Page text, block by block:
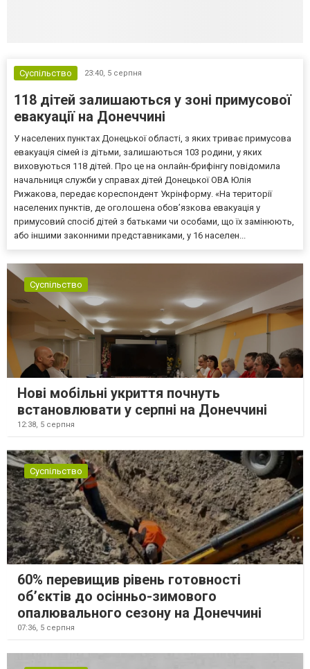
Суспільство 23:40, 5 серпня
118 дітей залишаються у зоні примусової
евакуації на Донеччині
У населених пунктах Донецької області, з яких триває примусова
евакуація сімей із дітьми, залишаються 103 родини, у яких
виховуються 118 дітей. Про це на онлайн-брифінгу повідомила
начальниця служби у справах дітей Донецької ОВА Юлія
Рижакова, передає кореспондент Укрінформу. «На території
населених пунктів, де оголошена обов’язкова евакуація у
примусовий спосіб дітей з батьками чи особами, що їх замінюють,
або іншими законними представниками, у 16 населен...
Суспільство
Нові мобільні укриття почнуть
встановлювати у серпні на Донеччині
12:38, 5 серпня
Суспільство
60% перевищив рівень готовності
об’єктів до осінньо-зимового
опалювального сезону на Донеччині
07:36, 5 серпня